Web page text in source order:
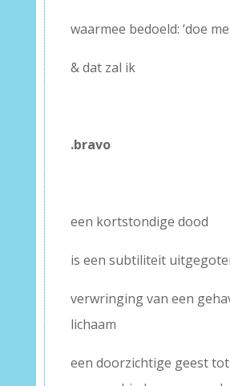
waarmee bedoeld: ‘doe
& dat zal ik
.bravo
een kortstondige dood
is een subtiliteit
verwringing van een
lichaam
een doorzichtige geest tot